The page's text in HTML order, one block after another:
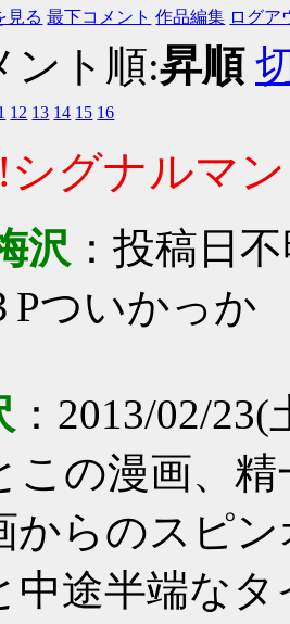
見る 最下コメント 作品編集 ログア
ント順:昇順
12 13 14 15 16
グナルマ
沢 ： 投稿日
Pついかっか
： 2013/02/23(
この漫画、
からのスピ
中途半端な